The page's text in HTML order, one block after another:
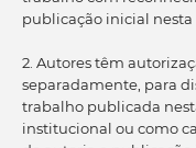
publicação inicial nesta
2. Autores têm
separadamente, para
trabalho publicada
institucional ou como